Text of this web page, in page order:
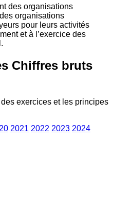
des organisations
organisations
pour leurs activités
et à l’exercice des
Chiffres bruts
exercices et les principes
2021 2022 2023 2024